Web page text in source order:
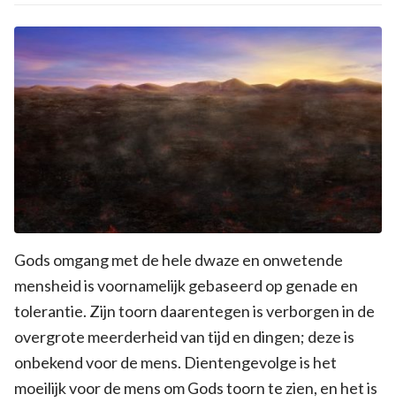
Gods omgang met de hele dwaze en onwetende
mensheid is voornamelijk gebaseerd op genade en
tolerantie. Zijn toorn daarentegen is verborgen in de
overgrote meerderheid van tijd en dingen; deze is
onbekend voor de mens. Dientengevolge is het
moeilijk voor de mens om Gods toorn te zien, en het is